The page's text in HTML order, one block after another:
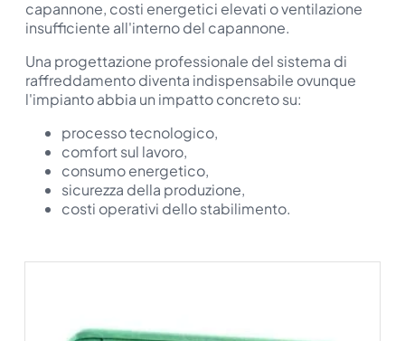
capannone, costi energetici elevati o ventilazione
insufficiente all'interno del capannone.
Una progettazione professionale del sistema di
raffreddamento diventa indispensabile ovunque
l'impianto abbia un impatto concreto su:
processo tecnologico,
comfort sul lavoro,
consumo energetico,
sicurezza della produzione,
costi operativi dello stabilimento.